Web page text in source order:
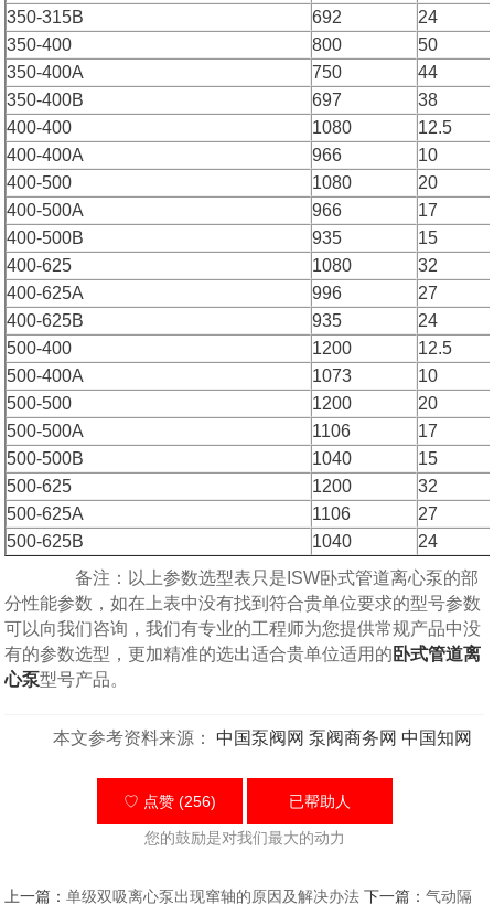
350-315B
692
24
350-400
800
50
350-400A
750
44
350-400B
697
38
400-400
1080
12.5
400-400A
966
10
400-500
1080
20
400-500A
966
17
400-500B
935
15
400-625
1080
32
400-625A
996
27
400-625B
935
24
500-400
1200
12.5
500-400A
1073
10
500-500
1200
20
500-500A
1106
17
500-500B
1040
15
500-625
1200
32
500-625A
1106
27
500-625B
1040
24
备注：以上参数选型表只是ISW卧式管道离心泵的部
分性能参数，如在上表中没有找到符合贵单位要求的型号参数
可以向我们咨询，我们有专业的工程师为您提供常规产品中没
有的参数选型，更加精准的选出适合贵单位适用的 卧式管道离
心泵型号产品。
本文参考资料来源： 中国泵阀网 泵阀商务网 中国知网
♡ 点赞 (256) 已帮助 人
您的鼓励是对我们最大的动力
上一篇：单级双吸离心泵出现窜轴的原因及解决办法 下一篇：气动隔